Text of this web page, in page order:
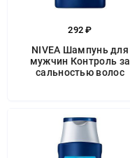
292 ₽
NIVEA Шампунь для
мужчин Контроль за
сальностью волос